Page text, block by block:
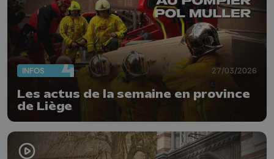
INFOS 27/03/2026
Les actus de la semaine en province
de Liège